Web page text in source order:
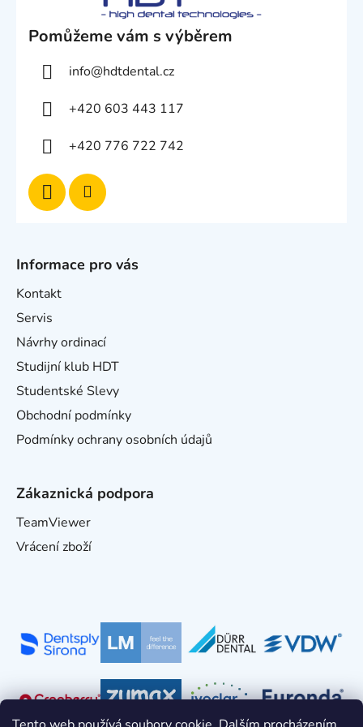
Pomůžeme vám s výběrem
info@hdtdental.cz
+420 603 443 117
+420 776 722 742
Informace pro vás
Kontakt
Servis
Návrhy ordinací
Studijní klub HDT
Studentské Slevy
Obchodní podmínky
Podmínky ochrany osobních údajů
Zákaznická podpora
TeamViewer
Vrácení zboží